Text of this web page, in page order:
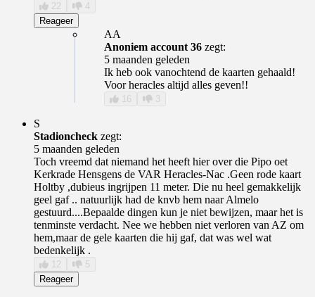
22
4
Reageer
AA
Anoniem account 36 zegt:
5 maanden geleden
Ik heb ook vanochtend de kaarten gehaald!
Voor heracles altijd alles geven!!
16 3
S
Stadioncheck zegt:
5 maanden geleden
Toch vreemd dat niemand het heeft hier over die Pipo oet
Kerkrade Hensgens de VAR Heracles-Nac .Geen rode kaart
Holtby ,dubieus ingrijpen 11 meter. Die nu heel gemakkelijk
geel gaf .. natuurlijk had de knvb hem naar Almelo
gestuurd....Bepaalde dingen kun je niet bewijzen, maar het is
tenminste verdacht. Nee we hebben niet verloren van AZ om
hem,maar de gele kaarten die hij gaf, dat was wel wat
bedenkelijk .
12
5
Reageer